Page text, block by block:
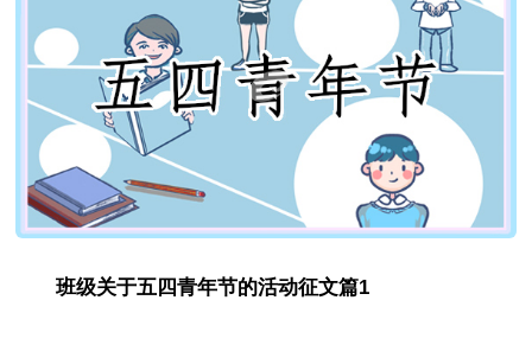
班级关于五四青年节的活动征文篇1